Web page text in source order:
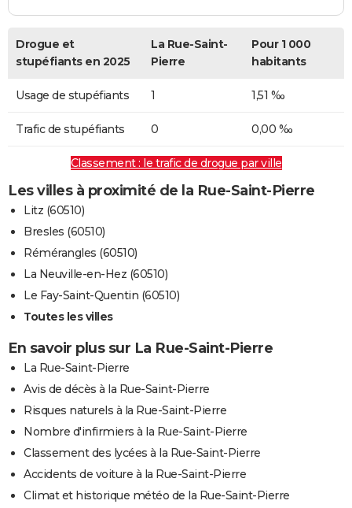
Drogue et
stupéfiants en 2025
La Rue-Saint-
Pierre
Pour 1 000
habitants
Usage de stupéfiants 1 1,51 ‰
Trafic de stupéfiants 0 0,00 ‰
Classement : le trafic de drogue par ville
Les villes à proximité de la Rue-Saint-Pierre
Litz (60510)
Bresles (60510)
Rémérangles (60510)
La Neuville-en-Hez (60510)
Le Fay-Saint-Quentin (60510)
Toutes les villes
En savoir plus sur La Rue-Saint-Pierre
La Rue-Saint-Pierre
Avis de décès à la Rue-Saint-Pierre
Risques naturels à la Rue-Saint-Pierre
Nombre d'infirmiers à la Rue-Saint-Pierre
Classement des lycées à la Rue-Saint-Pierre
Accidents de voiture à la Rue-Saint-Pierre
Climat et historique météo de la Rue-Saint-Pierre